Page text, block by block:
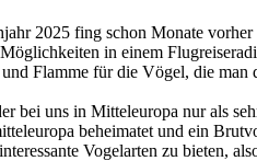
2025 fing schon Monate
in einem
Flamme für die Vögel, die
bei uns in Mitteleuropa nur als
beheimatet und ein
Vogelarten zu bieten,